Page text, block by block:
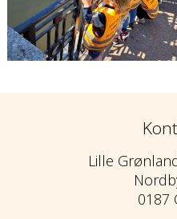
Lille
0187